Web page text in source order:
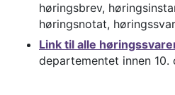
høringsbrev,
høringsnotat,
Link til alle
departementet innen